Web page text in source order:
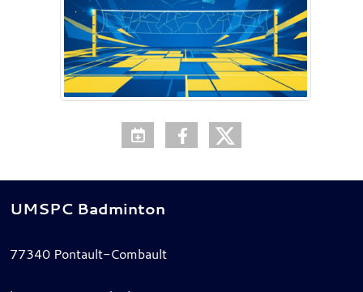
UMSPC Badminton
77340 Pontault-Combault